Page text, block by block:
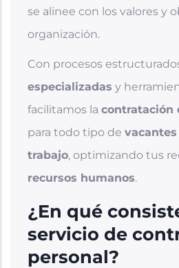
se alinee con los valores y
organización.
Con procesos
especializadas y
facilitamos la contratación
para todo tipo de
trabajo, optimizando tus
recursos humanos.
¿En qué
servicio de
personal?